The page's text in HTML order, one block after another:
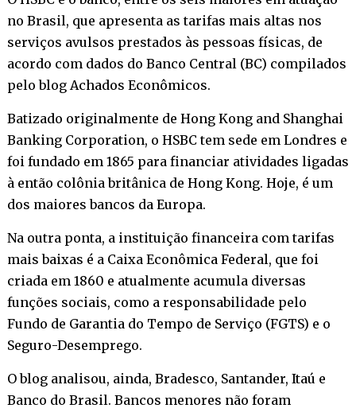
no Brasil, que apresenta as tarifas mais altas nos
serviços avulsos prestados às pessoas físicas, de
acordo com dados do Banco Central (BC) compilados
pelo blog Achados Econômicos.
Batizado originalmente de Hong Kong and Shanghai
Banking Corporation, o HSBC tem sede em Londres e
foi fundado em 1865 para financiar atividades ligadas
à então colônia britânica de Hong Kong. Hoje, é um
dos maiores bancos da Europa.
Na outra ponta, a instituição financeira com tarifas
mais baixas é a Caixa Econômica Federal, que foi
criada em 1860 e atualmente acumula diversas
funções sociais, como a responsabilidade pelo
Fundo de Garantia do Tempo de Serviço (FGTS) e o
Seguro-Desemprego.
O blog analisou, ainda, Bradesco, Santander, Itaú e
Banco do Brasil. Bancos menores não foram